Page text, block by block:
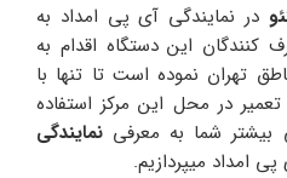
در نمایندگی آی پی امداد به
این دستگاه اقدام به
تهران نموده است تا تنها با
در محل این مرکز استفاده
بیشتر شما به معرفی نمایندگی
امداد میپردازیم.